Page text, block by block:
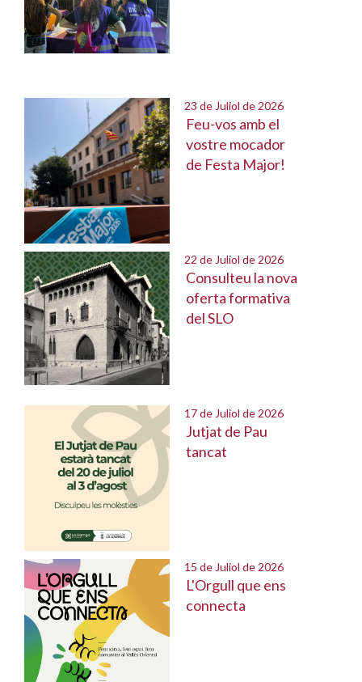
23 de Juliol de 2026
Feu-vos amb el
vostre mocador
de Festa Major!
22 de Juliol de 2026
Consulteu la nova
oferta formativa
del SLO
17 de Juliol de 2026
Jutjat de Pau
tancat
15 de Juliol de 2026
L'Orgull que ens
connecta